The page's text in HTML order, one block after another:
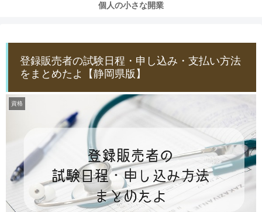
個人の小さな開業
登録販売者の試験日程・申し込み・支払い方法
をまとめたよ【静岡県版】
資格